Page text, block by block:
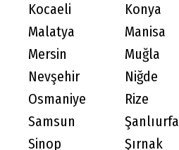
Kocaeli
Konya
Malatya
Manisa
Mersin
Muğla
Nevşehir
Niğde
Osmaniye
Rize
Samsun
Şanlıurfa
Sinop
Şırnak